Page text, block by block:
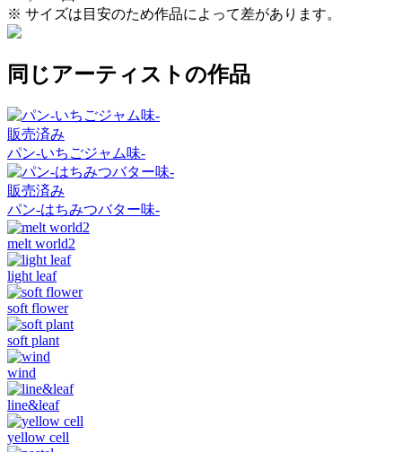
※ サイズは目安のため作品によって差があります。
同じアーティストの作品
販売済み
パン-いちごジャム味-
販売済み
パン-はちみつバター味-
melt world2
light leaf
soft flower
soft plant
wind
line&leaf
yellow cell